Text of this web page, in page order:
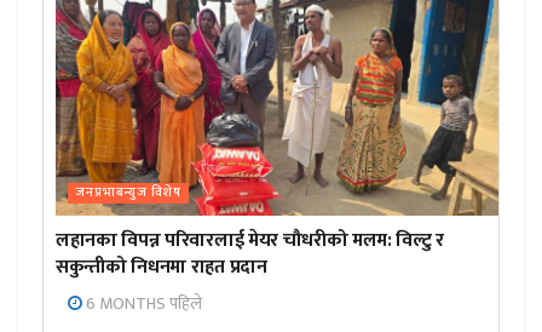
जनप्रभाबन्युज विशेष
लहानका विपन्न परिवारलाई मेयर चौधरीको मलम: विल्टु र
सकुन्तीको निधनमा राहत प्रदान
6 MONTHS पहिले